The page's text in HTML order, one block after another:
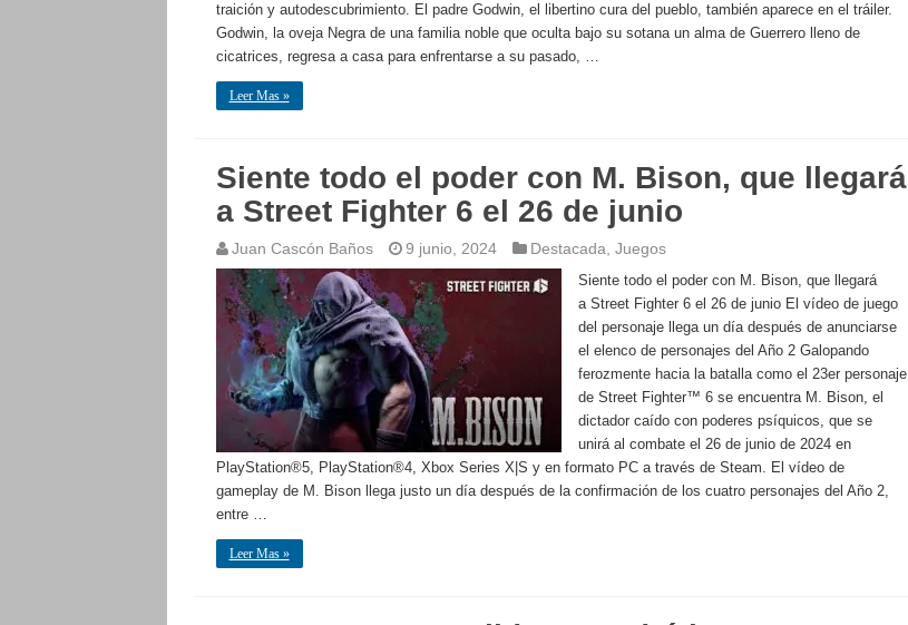
traición y autodescubrimiento. El padre Godwin, el libertino cura del pueblo, también aparece en el tráiler.
Godwin, la oveja Negra de una familia noble que oculta bajo su sotana un alma de Guerrero lleno de
cicatrices, regresa a casa para enfrentarse a su pasado, …
Leer Mas »
Siente todo el poder con M. Bison, que llegará
a Street Fighter 6 el 26 de junio
Juan Cascón Baños 9 junio, 2024 Destacada Juegos
Siente todo el poder con M. Bison, que llegará
a Street Fighter 6 el 26 de junio El vídeo de juego
del personaje llega un día después de anunciarse
el elenco de personajes del Año 2 Galopando
ferozmente hacia la batalla como el 23er personaje
de Street Fighter™ 6 se encuentra M. Bison, el
dictador caído con poderes psíquicos, que se
unirá al combate el 26 de junio de 2024 en
PlayStation®5, PlayStation®4, Xbox Series X|S y en formato PC a través de Steam. El vídeo de
gameplay de M. Bison llega justo un día después de la confirmación de los cuatro personajes del Año 2,
entre …
Leer Mas »